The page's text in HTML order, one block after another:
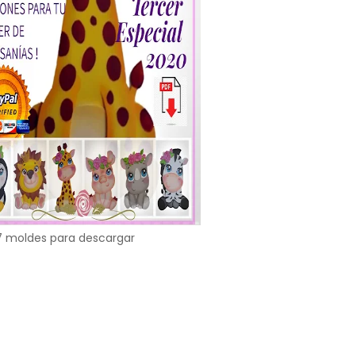
moldes para descargar